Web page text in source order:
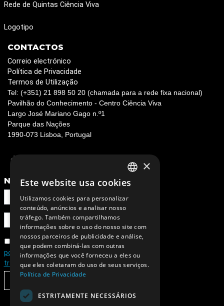
Rede de Quintas Ciência Viva
Logotipo
CONTACTOS
Correio electrónico
Política de Privacidade
Termos de Utilização
Tel: (+351) 21 898 50 20 (chamada para a rede fixa nacional)
Pavilhão do Conhecimento - Centro Ciência Viva
Largo José Mariano Gago n.º1
Parque das Nações
1990-073 Lisboa, Portugal
NEWSLETTER
Concordo com a
política de privacidade e de
tratamento de dados pessoais
PORTUGUESE
ENGLISH
×
Este website usa cookies
Utilizamos cookies para personalizar
conteúdo, anúncios e analisar nosso
tráfego. Também compartilhamos
informações sobre o uso do nosso site com
nossos parceiros de publicidade e análise,
que podem combiná-las com outras
informações que você forneceu a eles ou
que eles coletaram do uso de seus serviços.
Política de Privacidade
ESTRITAMENTE NECESSÁRIOS